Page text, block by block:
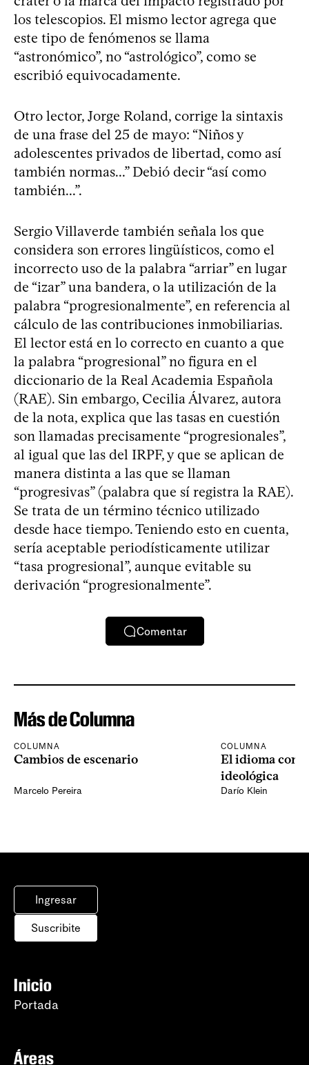
los telescopios. El mismo lector agrega que
este tipo de fenómenos se llama
“astronómico”, no “astrológico”, como se
escribió equivocadamente.
Otro lector, Jorge Roland, corrige la sintaxis
de una frase del 25 de mayo: “Niños y
adolescentes privados de libertad, como así
también normas...” Debió decir “así como
también...”.
Sergio Villaverde también señala los que
considera son errores lingüísticos, como el
incorrecto uso de la palabra “arriar” en lugar
de “izar” una bandera, o la utilización de la
palabra “progresionalmente”, en referencia al
cálculo de las contribuciones inmobiliarias.
El lector está en lo correcto en cuanto a que
la palabra “progresional” no figura en el
diccionario de la Real Academia Española
(RAE). Sin embargo, Cecilia Álvarez, autora
de la nota, explica que las tasas en cuestión
son llamadas precisamente “progresionales”,
al igual que las del IRPF, y que se aplican de
manera distinta a las que se llaman
“progresivas” (palabra que sí registra la RAE).
Se trata de un término técnico utilizado
desde hace tiempo. Teniendo esto en cuenta,
sería aceptable periodísticamente utilizar
“tasa progresional”, aunque evitable su
derivación “progresionalmente”.
Comentar
Más de Columna
COLUMNA
Cambios de escenario
Marcelo Pereira
COLUMNA
El idioma
ideológica
Darío Klein
Ingresar
Suscribite
Inicio
Portada
Áreas